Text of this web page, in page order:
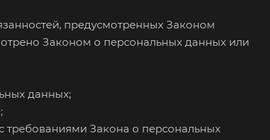
предусмотренных Законом
Законом о персональных данных или
данных;
требованиями Закона о персональных